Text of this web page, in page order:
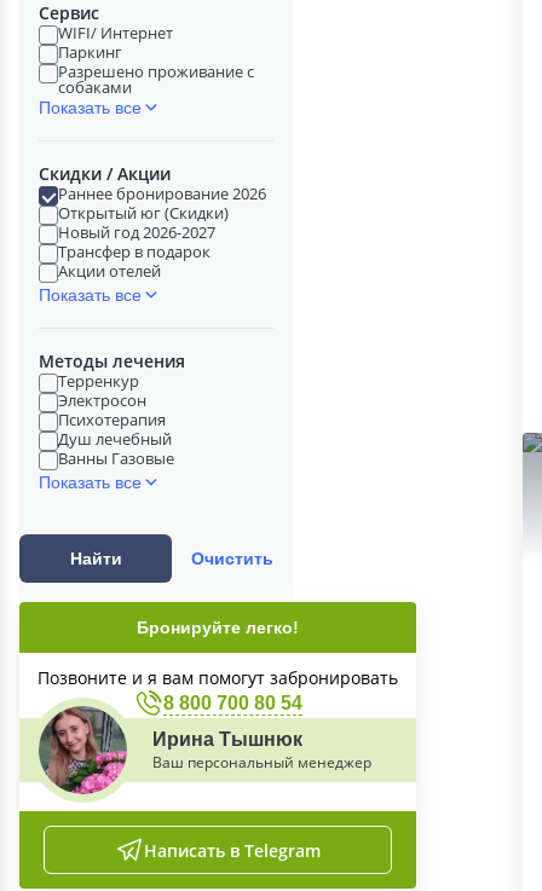
Сервис
WIFI/ Интернет
Паркинг
Разрешено проживание с
собаками
Показать все
Скидки / Акции
Раннее бронирование 2026
Открытый юг (Скидки)
Новый год 2026-2027
Трансфер в подарок
Акции отелей
Показать все
Методы лечения
Терренкур
Электросон
Психотерапия
Душ лечебный
Ванны Газовые
Показать все
Найти Очистить
Бронируйте легко!
Позвоните и я вам помогут забронировать
8 800 700 80 54
Ирина Тышнюк
Ваш персональный менеджер
Написать в Telegram